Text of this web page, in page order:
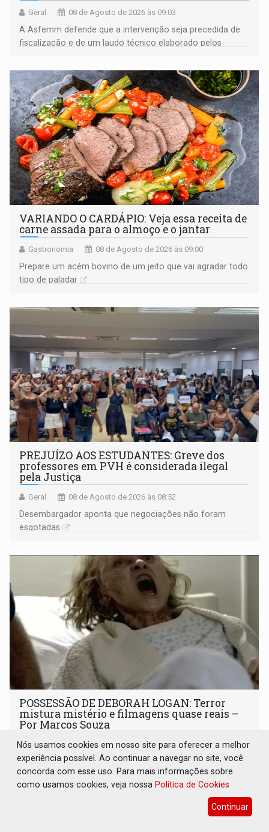
Geral 08 de Agosto de 2026 às 09:03
A Asfemm defende que a intervenção seja precedida de
fiscalização e de um laudo técnico elaborado pelos
VARIANDO O CARDÁPIO: Veja essa receita de
carne assada para o almoço e o jantar
Gastronomia 08 de Agosto de 2026 às 09:00
Prepare um acém bovino de um jeito que vai agradar todo
tipo de paladar
PREJUÍZO AOS ESTUDANTES: Greve dos
professores em PVH é considerada ilegal
pela Justiça
Geral 08 de Agosto de 2026 às 08:52
Desembargador aponta que negociações não foram
esgotadas
POSSESSÃO DE DEBORAH LOGAN: Terror
mistura mistério e filmagens quase reais –
Por Marcos Souza
Cultura 08 de Agosto de 2026 às 08:30
Filme foi produzido pelo diretor principal da saga dos X
Men nos cinemas
Nós usamos cookies em nosso site para oferecer a melhor
experiência possível. Ao continuar a navegar no site, você
concorda com esse uso. Para mais informações sobre
como usamos cookies, veja nossa Política de Cookies
Continuar